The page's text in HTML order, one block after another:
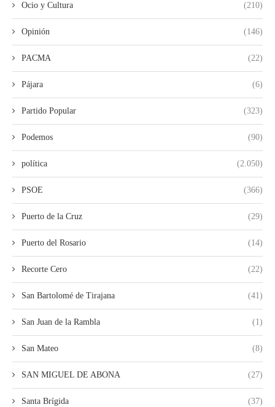
Ocio y Cultura (210)
Opinión (146)
PACMA (22)
Pájara (6)
Partido Popular (323)
Podemos (90)
política (2.050)
PSOE (366)
Puerto de la Cruz (29)
Puerto del Rosario (14)
Recorte Cero (22)
San Bartolomé de Tirajana (41)
San Juan de la Rambla (1)
San Mateo (8)
SAN MIGUEL DE ABONA (27)
Santa Brígida (37)